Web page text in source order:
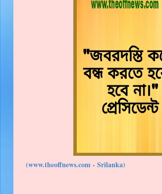
(www.theoffnews.com - Srilanka)